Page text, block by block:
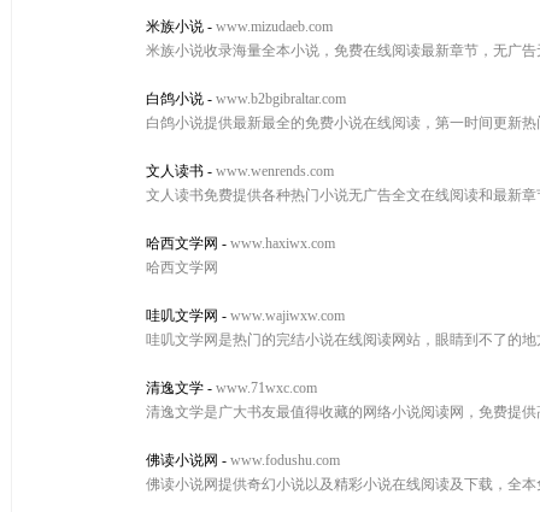
米族小说 - www.mizudaeb.com
米族小说收录海量全本小说，免费在线阅读最新章节，无广
白鸽小说 - www.b2bgibraltar.com
白鸽小说提供最新最全的免费小说在线阅读，第一时间更新
文人读书 - www.wenrends.com
文人读书免费提供各种热门小说无广告全文在线阅读和最新
哈西文学网 - www.haxiwx.com
哈西文学网
哇叽文学网 - www.wajiwxw.com
哇叽文学网是热门的完结小说在线阅读网站，眼睛到不了的
清逸文学 - www.71wxc.com
清逸文学是广大书友最值得收藏的网络小说阅读网，免费提
佛读小说网 - www.fodushu.com
佛读小说网提供奇幻小说以及精彩小说在线阅读及下载，全